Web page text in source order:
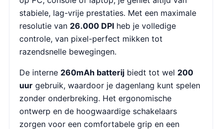
stabiele, lag-vrije prestaties. Met een maximale
resolutie van 26.000 DPI heb je volledige
controle, van pixel-perfect mikken tot
razendsnelle bewegingen.
De interne 260mAh batterij biedt tot wel 200
uur gebruik, waardoor je dagenlang kunt spelen
zonder onderbreking. Het ergonomische
ontwerp en de hoogwaardige schakelaars
zorgen voor een comfortabele grip en een